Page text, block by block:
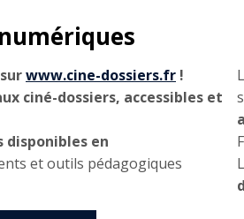
www.cine-dossiers.fr !
ciné-dossiers, accessibles et
disponibles en
et outils pédagogiques